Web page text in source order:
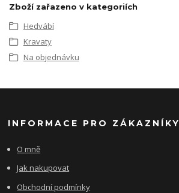
Zboží zařazeno v kategoriích
Hedvábí
Kravaty
Na objednávku
INFORMACE PRO ZÁKAZNÍKY
O mně
Jak nakupovat
Obchodní podmínky